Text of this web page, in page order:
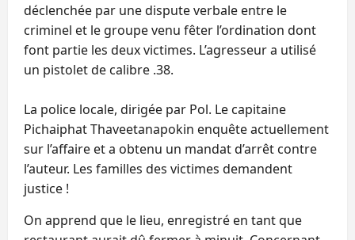
déclenchée par une dispute verbale entre le
criminel et le groupe venu fêter l’ordination dont
font partie les deux victimes. L’agresseur a utilisé
un pistolet de calibre .38.
La police locale, dirigée par Pol. Le capitaine
Pichaiphat Thaveetanapokin enquête actuellement
sur l’affaire et a obtenu un mandat d’arrêt contre
l’auteur. Les familles des victimes demandent
justice !
On apprend que le lieu, enregistré en tant que